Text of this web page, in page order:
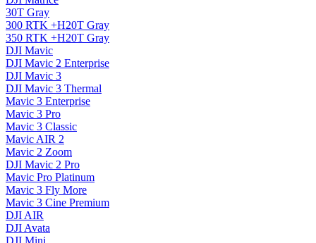
30T Gray
300 RTK +H20T Gray
350 RTK +H20T Gray
DJI Mavic
DJI Mavic 2 Enterprise
DJI Mavic 3
DJI Mavic 3 Thermal
Mavic 3 Enterprise
Mavic 3 Pro
Mavic 3 Сlassic
Mavic AIR 2
Mavic 2 Zoom
DJI Mavic 2 Pro
Mavic Pro Platinum
Mavic 3 Fly More
Mavic 3 Cine Premium
DJI AIR
DJI Avata
DJI Mini